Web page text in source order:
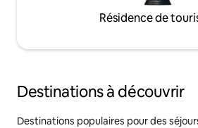
Résidence de
Destinations à découvrir
Destinations populaires pour des